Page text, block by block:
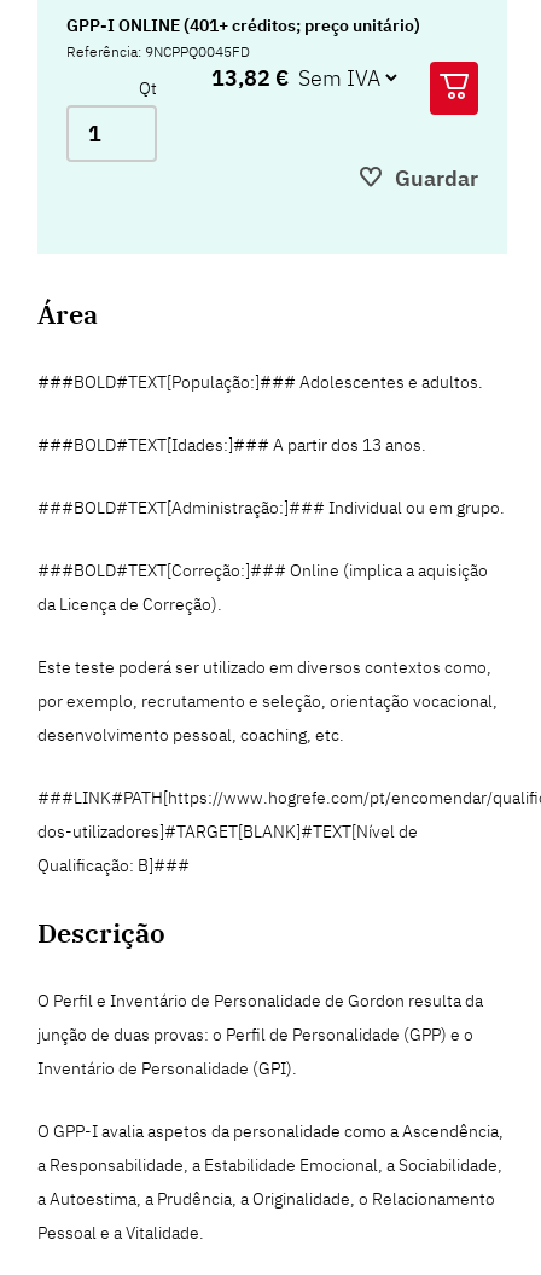
GPP-I ONLINE (401+ créditos; preço unitário)
Referência: 9NCPPQ0045FD
Qt 13,82 €
Guardar
Área
###BOLD#TEXT[População:]### Adolescentes e adultos.
###BOLD#TEXT[Idades:]### A partir dos 13 anos.
###BOLD#TEXT[Administração:]### Individual ou em grupo.
###BOLD#TEXT[Correção:]### Online (implica a aquisição
da Licença de Correção).
Este teste poderá ser utilizado em diversos contextos como,
por exemplo, recrutamento e seleção, orientação vocacional,
desenvolvimento pessoal, coaching, etc.
###LINK#PATH[https://www.hogrefe.com/pt/encomendar/
dos-utilizadores]#TARGET[BLANK]#TEXT[Nível de
Qualificação: B]###
Descrição
O Perfil e Inventário de Personalidade de Gordon resulta da
junção de duas provas: o Perfil de Personalidade (GPP) e o
Inventário de Personalidade (GPI).
O GPP-I avalia aspetos da personalidade como a Ascendência,
a Responsabilidade, a Estabilidade Emocional, a Sociabilidade,
a Autoestima, a Prudência, a Originalidade, o Relacionamento
Pessoal e a Vitalidade.